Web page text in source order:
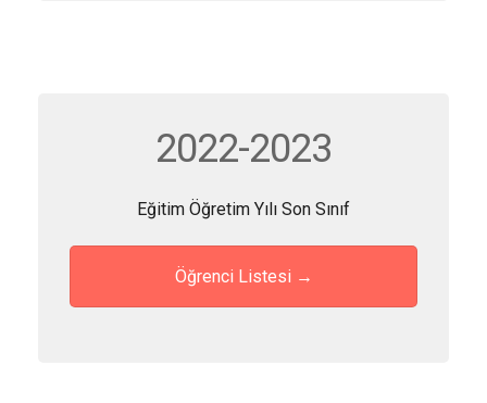
2022-2023
Eğitim Öğretim Yılı Son Sınıf
Öğrenci Listesi →